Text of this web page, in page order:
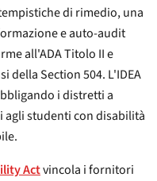
di rimedio, una
e auto-audit
all'ADA Titolo II e
della Section 504. L'IDEA
i distretti a
studenti con disabilità
Actvincola i fornitori